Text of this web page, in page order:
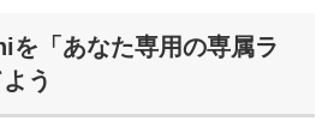
を「あなた専用の専属ラ
う